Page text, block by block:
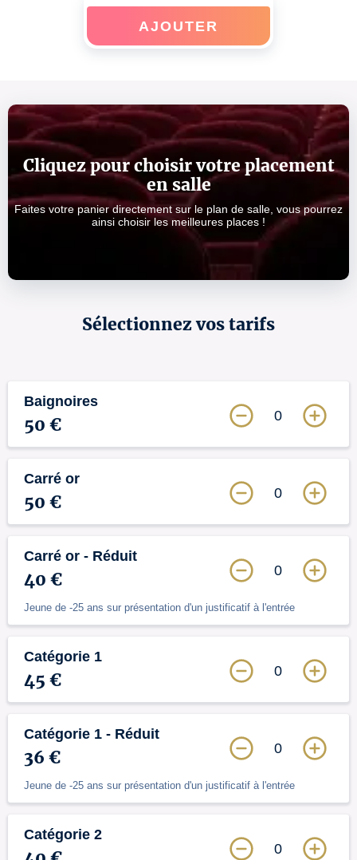
AJOUTER
Cliquez pour choisir votre placement
en salle
Faites votre panier directement sur le plan de salle, vous pourrez
ainsi choisir les meilleures places !
Sélectionnez vos tarifs
Baignoires
50 € 0
Carré or
50 € 0
Carré or - Réduit
40 €
Jeune de -25 ans sur présentation d'un justificatif à l'entrée
0
Catégorie 1
45 € 0
Catégorie 1 - Réduit
36 €
Jeune de -25 ans sur présentation d'un justificatif à l'entrée
0
Catégorie 2
0